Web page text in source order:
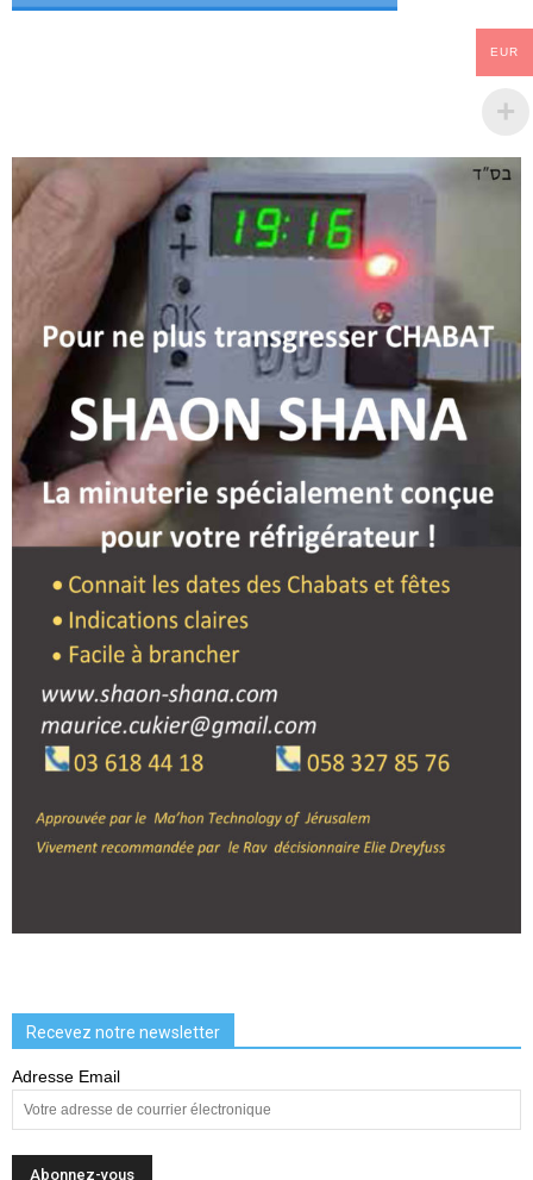
Recevez notre newsletter
Adresse Email
EUR